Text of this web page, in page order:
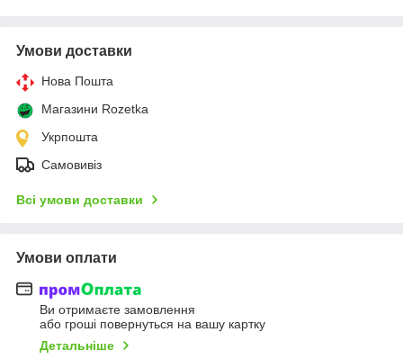
Умови доставки
Нова Пошта
Магазини Rozetka
Укрпошта
Самовивіз
Всі умови доставки
Умови оплати
Ви отримаєте замовлення
або гроші повернуться на вашу картку
Детальніше